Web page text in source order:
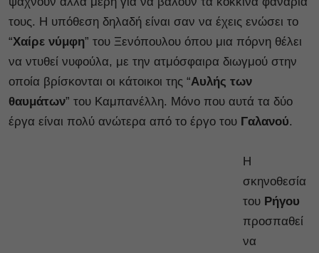
τους. Η υπόθεση δηλαδή είναι σαν να έχεις ενώσει το
“Χαίρε νύμφη” του Ξενόπουλου όπου μια πόρνη θέλει
να ντυθεί νυφούλα, με την ατμόσφαιρα διωγμού στην
οποία βρίσκονται οι κάτοικοι της “Αυλής των
θαυμάτων” του Καμπανέλλη. Μόνο που αυτά τα δύο
έργα είναι πολύ ανώτερα από το έργο του Γαλανού.
Η
σκηνοθεσία
του Ρήγου
προσπαθεί
να